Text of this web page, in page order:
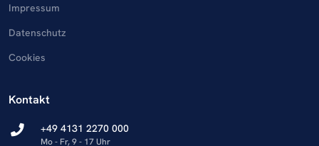
Impressum
Datenschutz
Cookies
Kontakt
+49 4131 2270 000
Mo - Fr, 9 - 17 Uhr